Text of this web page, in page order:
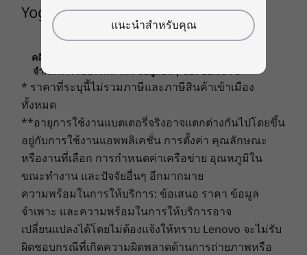
เครื่องยนต์ทรงพลังสำหรับบ้าน
การออกแบบอันทรงพลังของ Yoga AIO 7 สร้างขึ้น
สำหรับโฮมออฟฟิศที่มีความต้องการสูงหรือครัว
เรือนที่มีงานยุ่ง จัดการโปรเจกต์แบบมัลติทาสก์ด้วย
โมบายล์โปรเซสเซอร์ AMD Ryzen™ 6000 Series
หรือเล่นเกมระดับ AAA ล่าสุดด้วยตัวเลือกการ์ดแสดง
ผล AMD Radeon™ RX 6600M และ VRAM 8GB
สูงสุด WiFi 6 802.11ax/ac
Bluetooth
5.0 คอมโบพร้อมการ์ด WiFi
พอร์ต/ช่องเสียบ
ด้านข้าง:
USB-C 3.2 Gen 2
USB-A 3.2 Gen 2
จอยสติ๊กสำหรับการแสดงผลบนหน้าจอ (OSD)
ปุ่มสวิตช์
หูฟัง / ไมค์แบบคอมโบ
ด้านหลัง:
2 x USB 2.0
USB 3.2 Gen 2 (การชาร์จขณะพักเครื่อง)
USB-C 3.2 Gen 2
DisplayPort ขาออก
จอยสติ๊กสำหรับ OSD ร้านค้า
Yoga AIO 7 Gen 7 (27″ AMD)
คลิกเพื่อดูข้อมูลที่สำคัญเกี่ยวกับการกำหนดราคา ข้อ
จำกัด การรับประกัน และข้อมูลอื่นๆ ของ LENOVO
* ราคาที่ระบุนี้ไม่รวมภาษีและภาษีสินค้าเข้าเมือง
ทั้งหมด
**อายุการใช้งานแบตเตอรี่จริงอาจแตกต่างกันไปโดยขึ้น
อยู่กับการใช้งานแอพพลิเคชั่น การตั้งค่า คุณลักษณะ
หรืองานที่เลือก การกำหนดค่าเครือข่าย อุณหภูมิใน
ขณะทำงาน และปัจจัยอื่นๆ อีกมากมาย
ความพร้อมในการให้บริการ: ข้อเสนอ ราคา ข้อมูล
จำเพาะ และความพร้อมในการให้บริการอาจ
เปลี่ยนแปลงได้โดยไม่ต้องแจ้งให้ทราบ Lenovo จะไม่รับ
ผิดชอบกรณีที่เกิดความผิดพลาดด้านการถ่ายภาพหรือ
แนะนำสำหรับคุณ